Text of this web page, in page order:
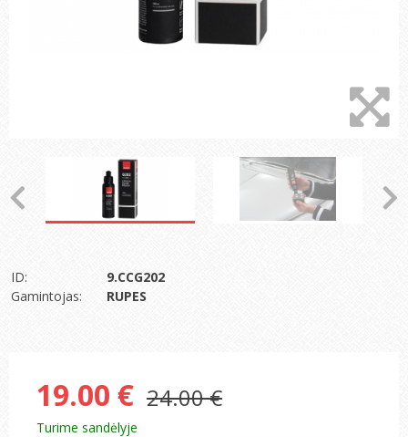
ID:
9.CCG202
Gamintojas:
RUPES
19.00 € 24.00 €
Turime sandėlyje